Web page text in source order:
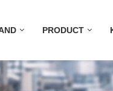
PRODUCT